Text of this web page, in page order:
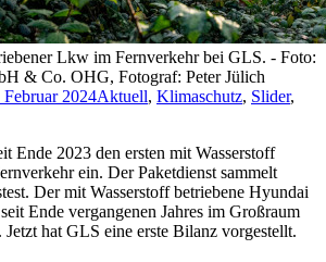
Lkw im Fernverkehr bei GLS. - Foto:
& Co. OHG, Fotograf: Peter Jülich
Februar 2024Aktuell, Klimaschutz, Slider,
Ende 2023 den ersten mit Wasserstoff
ein. Der Paketdienst sammelt
Der mit Wasserstoff betriebene Hyundai
Ende vergangenen Jahres im Großraum
hat GLS eine erste Bilanz vorgestellt.